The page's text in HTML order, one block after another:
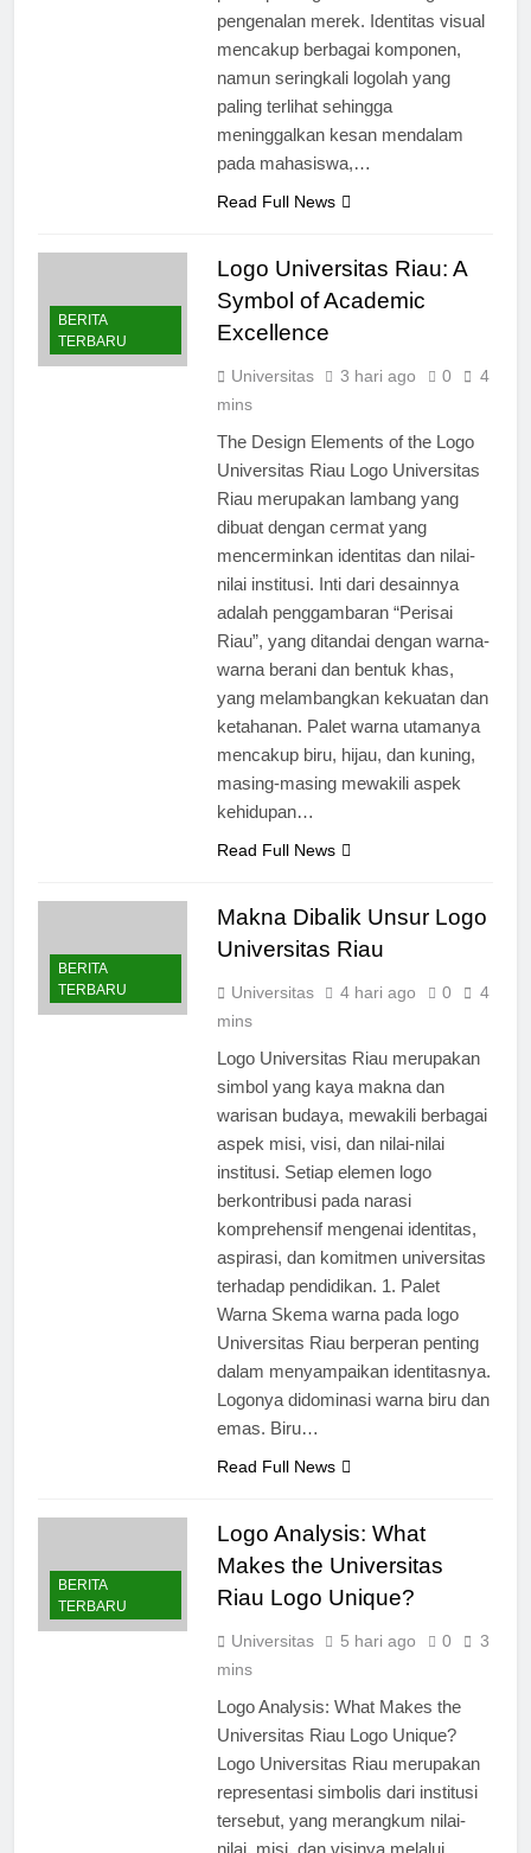
peran penting dalam meningkatkan
pengenalan merek. Identitas visual
mencakup berbagai komponen,
namun seringkali logolah yang
paling terlihat sehingga
meninggalkan kesan mendalam
BERITA
Logo Universitas Riau: A
Symbol of Academic
Universitas
The Design Elements of the Logo
Universitas Riau Logo Universitas
Riau merupakan lambang yang
dibuat dengan cermat yang
mencerminkan identitas dan nilai-
nilai institusi. Inti dari desainnya
adalah penggambaran “Perisai
Riau”, yang ditandai dengan warna-
warna berani dan bentuk khas,
yang melambangkan kekuatan dan
ketahanan. Palet warna utamanya
mencakup biru, hijau, dan kuning,
masing-masing mewakili aspek
BERITA
Makna Dibalik Unsur Logo
Universitas
Logo Universitas Riau merupakan
simbol yang kaya makna dan
warisan budaya, mewakili berbagai
aspek misi, visi, dan nilai-nilai
institusi. Setiap elemen logo
berkontribusi pada narasi
komprehensif mengenai identitas,
aspirasi, dan komitmen universitas
terhadap pendidikan. 1. Palet
Warna Skema warna pada logo
Universitas Riau berperan penting
dalam menyampaikan identitasnya.
Logonya didominasi warna biru dan
BERITA
Logo Analysis: What
Makes the Universitas
Riau Logo Unique?
Universitas
Logo Analysis: What Makes the
Universitas Riau Logo Unique?
Logo Universitas Riau merupakan
representasi simbolis dari institusi
tersebut, yang merangkum nilai-